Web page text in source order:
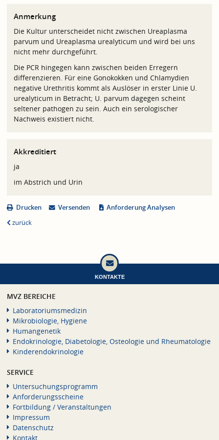
Anmerkung
Die Kultur unterscheidet nicht zwischen Ureaplasma
parvum und Ureaplasma urealyticum und wird bei uns
nicht mehr durchgeführt.
Die PCR hingegen kann zwischen beiden Erregern
differenzieren. Für eine Gonokokken und Chlamydien
negative Urethritis kommt als Auslöser in erster Linie U.
urealyticum in Betracht; U. parvum dagegen scheint
seltener pathogen zu sein. Auch ein serologischer
Nachweis existiert nicht.
Akkreditiert
ja
im Abstrich und Urin
Drucken Versenden
Anforderung Analysen
zurück
KONTAKTE
MVZ BEREICHE
Laboratoriumsmedizin
Mikrobiologie, Hygiene
Humangenetik
Endokrinologie, Diabetologie, Osteologie und Rheumatologie
Kinderendokrinologie
SERVICE
Untersuchungsprogramm
Anforderungsscheine
Fortbildung / Veranstaltungen
Impressum
Datenschutz
Kontakt